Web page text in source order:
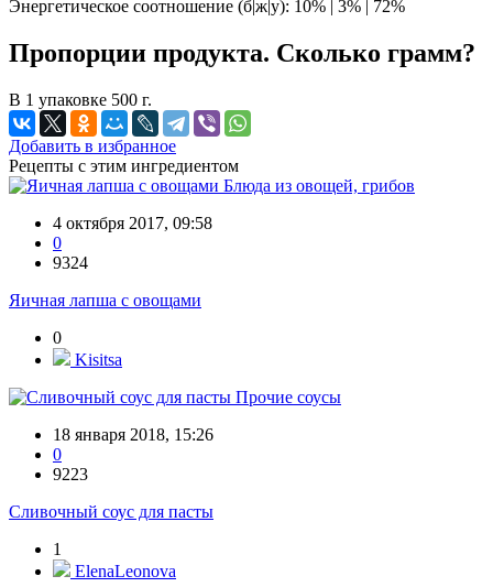
Энергетическое соотношение (б|ж|у): 10% | 3% | 72%
Пропорции продукта. Сколько грамм?
В 1 упаковке 500 г.
Добавить в избранное
Рецепты с этим ингредиентом
Блюда из овощей, грибов
4 октября 2017, 09:58
0
9324
Яичная лапша с овощами
0
Kisitsa
Прочие соусы
18 января 2018, 15:26
0
9223
Сливочный соус для пасты
1
ElenaLeonova